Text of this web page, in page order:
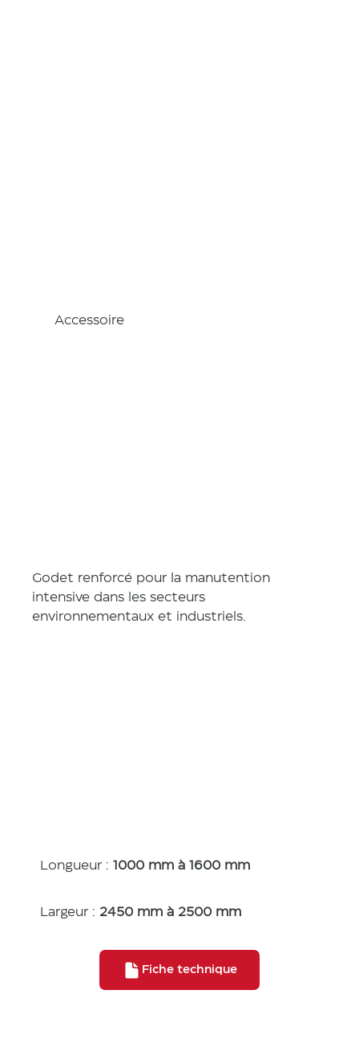
Accessoire
Godet renforcé pour la manutention
intensive dans les secteurs
environnementaux et industriels.
Longueur :1000 mm à 1600 mm
Largeur : 2450 mm à 2500 mm
Fiche technique